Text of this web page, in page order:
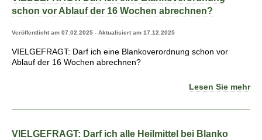
schon vor Ablauf der 16 Wochen abrechnen?
Veröffentlicht am 07.02.2025 - Aktualisiert am 17.12.2025
VIELGEFRAGT: Darf ich eine Blankoverordnung schon vor
Ablauf der 16 Wochen abrechnen?
Lesen Sie mehr
VIELGEFRAGT: Darf ich alle Heilmittel bei Blanko